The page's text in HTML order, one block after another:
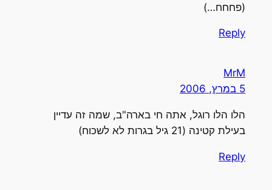
(פחחח…)
Reply
MrM
5 במרץ, 2006
הלו הלו רוגל, אתה חי בארה"ב, שמה זה עדיין
בעילת קטינה (21 גיל בגרות לא לשכוח)
Reply